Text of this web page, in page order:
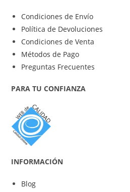
Condiciones de Envío
Política de Devoluciones
Condiciones de Venta
Métodos de Pago
Preguntas Frecuentes
PARA TU CONFIANZA
INFORMACIÓN
Blog